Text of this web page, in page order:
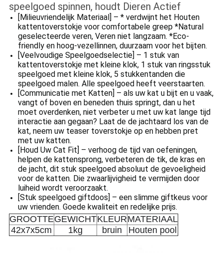
speelgoed spinnen, houdt Dieren Actief
[Milieuvriendelijk Materiaal] – * verdwijnt het Houten
kattentoverstokje voor comfortabele greep *Natural
geselecteerde veren, Veren niet langzaam. *Eco-
friendly en hoog-vezellinnen, duurzaam voor het bijten.
[Veelvoudige Speelgoedselectie] – 1 stuk van
kattentoverstokje met kleine klok, 1 stuk van ringsstuk
speelgoed met kleine klok, 5 stukkentanden die
speelgoed malen. Alle speelgoed heeft veerstaarten.
[Communicatie met Katten] – als uw kat u bijt en u vaak,
vangt of boven en beneden thuis springt, dan u het
moet overdenken, niet verbeter u met uw kat lange tijd
interactie aan gegaan? Laat de de jachtaard los van de
kat, neem uw teaser toverstokje op en hebben pret
met uw katten.
[Houd Uw Cat Fit] – verhoog de tijd van oefeningen,
helpen de kattensprong, verbeteren de tik, de kras en
de jacht, dit stuk speelgoed absoluut de gevoeligheid
voor de katten. Die zwaarlijvigheid te vermijden door
luiheid wordt veroorzaakt.
[Stuk speelgoed giftdoos] – een slimme giftkeus voor
uw vrienden. Goede kwaliteit en redelijke prijs.
GROOTTEGEWICHTKLEURMATERIAAL
42x7x5cm
1kg bruin Houten pool